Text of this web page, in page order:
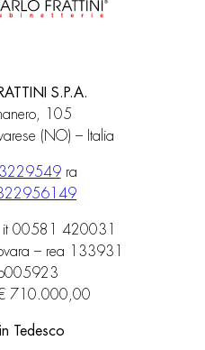
S.P.A.
105
(NO) – Italia
ra
it 00581 420031
– rea 133931
710.000,00
Tedesco